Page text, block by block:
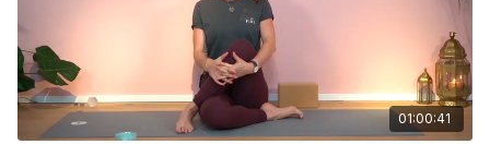
01:00:41